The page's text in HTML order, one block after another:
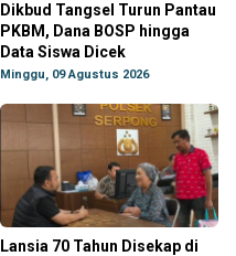
Dikbud Tangsel Turun Pantau
PKBM, Dana BOSP hingga
Data Siswa Dicek
Minggu, 09 Agustus 2026
Lansia 70 Tahun Disekap di